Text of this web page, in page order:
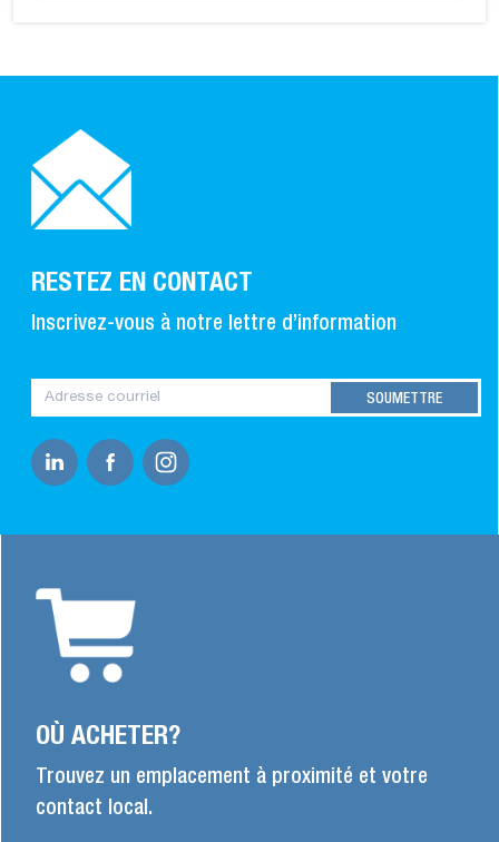
RESTEZ EN CONTACT
Inscrivez-vous à notre lettre d’information
OÙ ACHETER?
Trouvez un emplacement à proximité et votre
contact local.